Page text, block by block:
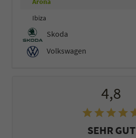
Ibiza
Skoda
Volkswagen
4,8
SEHR GUT